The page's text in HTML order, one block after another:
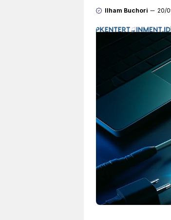
Ilham Buchori 20/